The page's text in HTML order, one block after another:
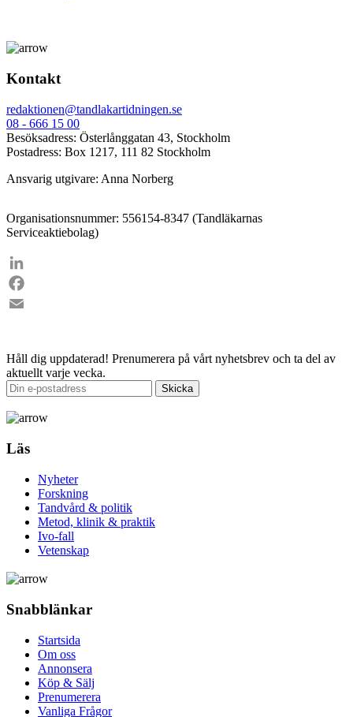
Kontakt
redaktionen@tandlakartidningen.se
08 - 666 15 00
Besöksadress: Österlånggatan 43, Stockholm
Postadress: Box 1217, 111 82 Stockholm
Ansvarig utgivare: Anna Norberg
Organisationsnummer: 556154-8347 (Tandläkarnas
Serviceaktiebolag)
LinkedIn
Facebook
Håll dig uppdaterad! Prenumerera på vårt nyhetsbrev och ta del av
aktuellt varje vecka.
Läs
Nyheter
Forskning
Tandvård & politik
Metod, klinik & praktik
Ivo-fall
Vetenskap
Snabblänkar
Startsida
Om oss
Annonsera
Köp & Sälj
Prenumerera
Vanliga Frågor